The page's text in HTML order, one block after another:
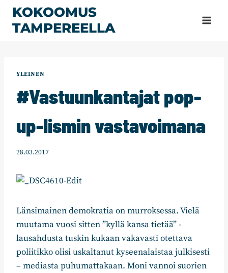
Siirry
sisältöön
KOKOOMUS
TAMPEREELLA
YLEINEN
#Vastuunkantajat pop-
up-lismin vastavoimana
28.03.2017
Länsimainen demokratia on murroksessa. Vielä
muutama vuosi sitten ”kyllä kansa tietää” -
lausahdusta tuskin kukaan vakavasti otettava
poliitikko olisi uskaltanut kyseenalaistaa julkisesti
– mediasta puhumattakaan. Moni vannoi suorien